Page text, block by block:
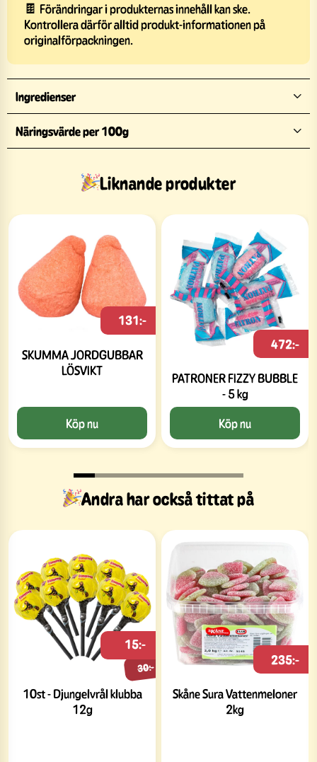
🍫 Förändringar i produkternas innehåll kan ske.
Kontrollera därför alltid produkt-informationen på
originalförpackningen.
Ingredienser
Näringsvärde per 100g
Liknande produkter
SKUMMA JORDGUBBAR
LÖSVIKT
131:-
Köp nu
PATRONER FIZZY BUBBLE
- 5 kg
472:-
Köp nu
Andra har också tittat på
10st - Djungelvrål klubba
12g
30:-
15:-
Skåne Sura Vattenmeloner
2kg
235:-